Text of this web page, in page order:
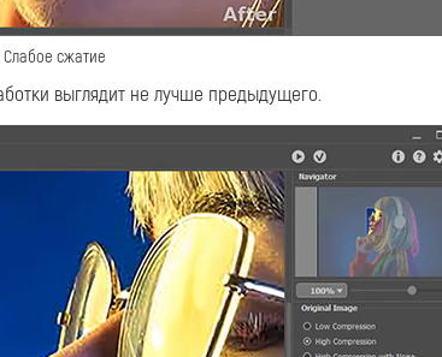
Слабое сжатие
выглядит не лучше предыдущего.